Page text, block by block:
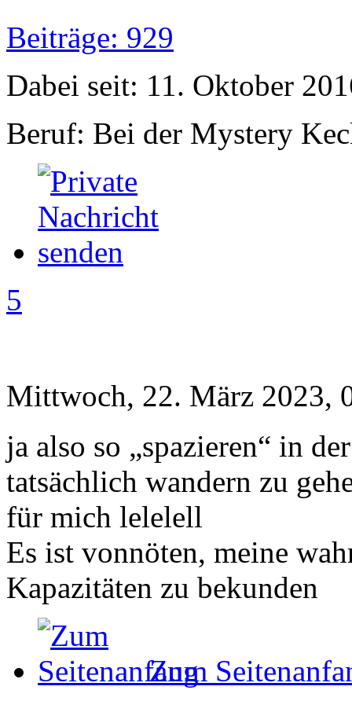
Beiträge: 929
Dabei seit: 11. Oktober
Beruf: Bei der Mystery
5
Mittwoch, 22. März 2023,
ja also so „spazieren“ in
tatsächlich wandern zu
für mich lelelell
Es ist vonnöten, meine
Kapazitäten zu bekunden
Zum